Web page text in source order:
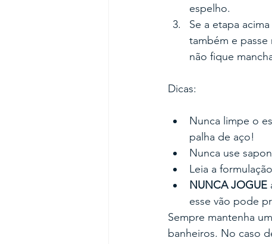
espelho.
Se a etapa
também e
não fique
Dicas:
Nunca limpe o
palha de aço!
Nunca use
Leia a
NUNCA JOGUE
esse vão pode
Sempre mantenha
banheiros. No caso